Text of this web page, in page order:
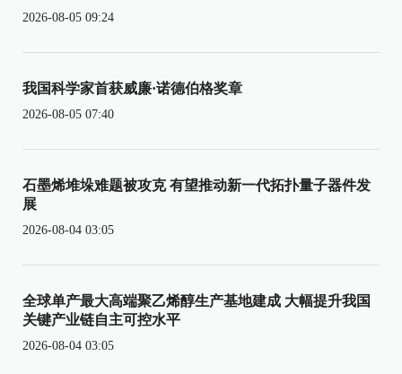
2026-08-05 09:24
我国科学家首获威廉·诺德伯格奖章
2026-08-05 07:40
石墨烯堆垛难题被攻克 有望推动新一代拓扑量子器件发
展
2026-08-04 03:05
全球单产最大高端聚乙烯醇生产基地建成 大幅提升我国
关键产业链自主可控水平
2026-08-04 03:05